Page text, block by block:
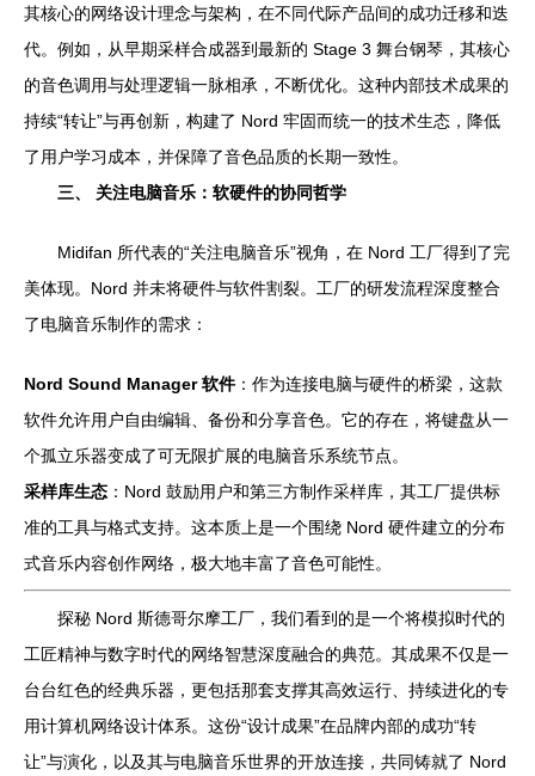
其核心的网络设计理念与架构，在不同代际产品间的成功迁移和迭
代。例如，从早期采样合成器到最新的 Stage 3 舞台钢琴，其核心
的音色调用与处理逻辑一脉相承，不断优化。这种内部技术成果的
持续“转让”与再创新，构建了 Nord 牢固而统一的技术生态，降低
了用户学习成本，并保障了音色品质的长期一致性。
三、 关注电脑音乐：软硬件的协同哲学
Midifan 所代表的“关注电脑音乐”视角，在 Nord 工厂得到了完
美体现。Nord 并未将硬件与软件割裂。工厂的研发流程深度整合
了电脑音乐制作的需求：
Nord Sound Manager 软件：作为连接电脑与硬件的桥梁，这款
软件允许用户自由编辑、备份和分享音色。它的存在，将键盘从一
个孤立乐器变成了可无限扩展的电脑音乐系统节点。
采样库生态 ：Nord 鼓励用户和第三方制作采样库，其工厂提供标
准的工具与格式支持。这本质上是一个围绕 Nord 硬件建立的分布
式音乐内容创作网络，极大地丰富了音色可能性。
探秘 Nord 斯德哥尔摩工厂，我们看到的是一个将模拟时代的
工匠精神与数字时代的网络智慧深度融合的典范。其成果不仅是一
台台红色的经典乐器，更包括那套支撑其高效运行、持续进化的专
用计算机网络设计体系。这份“设计成果”在品牌内部的成功“转
让”与演化，以及其与电脑音乐世界的开放连接，共同铸就了 Nord